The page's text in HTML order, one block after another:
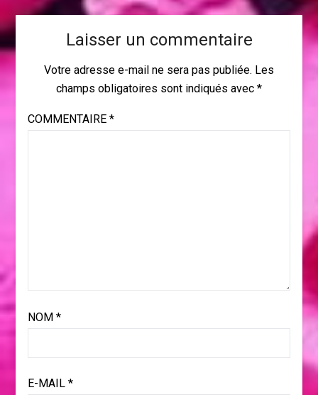
Laisser un commentaire
Votre adresse e-mail ne sera pas publiée. Les
champs obligatoires sont indiqués avec *
COMMENTAIRE *
NOM *
E-MAIL *